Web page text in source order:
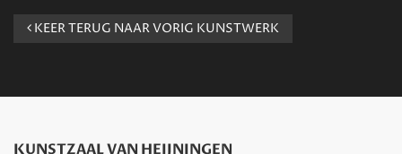
KEER TERUG NAAR VORIG KUNSTWERK
KUNSTZAAL VAN HEIJNINGEN